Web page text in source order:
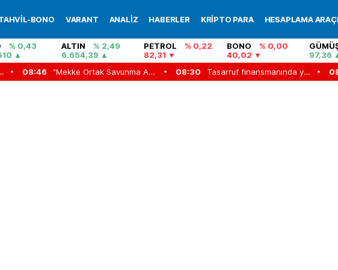
BONO VARANT ANALİZ HABERLER KRİPTO PARA HESAPLAMA
% 0,43
ALTIN
% 2,49
6.654,39
PETROL
% 0,22
82,31
BONO
% 0,00
40,02
97,36
Adalet Komisyonu'nda kabul edildi 08:46 "Mekke Ortak Savunma Anlaşması" dünya basınında: Üç ülke tek savunma şemsiyesinde 08:30 Tasarruf finansmanında yeni dönem! 1 Ekim itibarıyla yürürlüğe girecek